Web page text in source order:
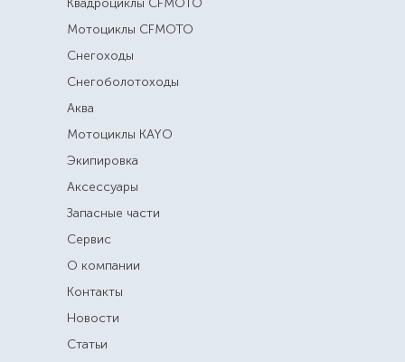
Квадроциклы CFMOTO
Мотоциклы CFMOTO
Снегоходы
Снегоболотоходы
Аква
Мотоциклы KAYO
Экипировка
Аксессуары
Запасные части
Сервис
О компании
Контакты
Новости
Статьи